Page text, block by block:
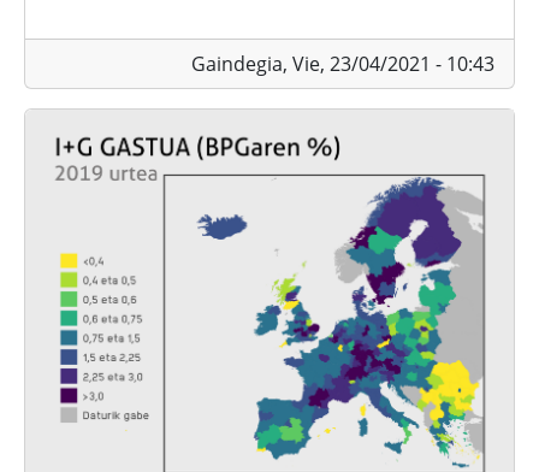
Gaindegia, Vie, 23/04/2021 - 10:43